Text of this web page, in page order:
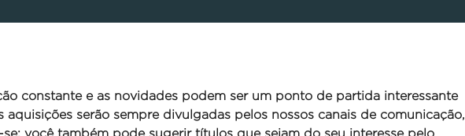
constante e as novidades podem ser um ponto de partida interessante
aquisições serão sempre divulgadas pelos nossos canais de comunicação,